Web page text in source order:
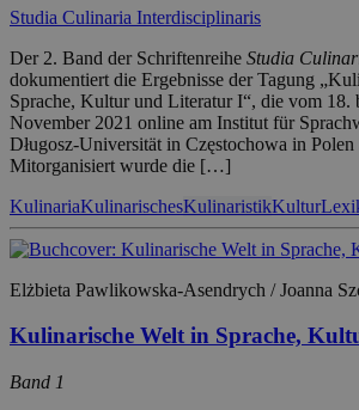
Studia Culinaria Interdisciplinaris
Der 2. Band der Schriftenreihe Studia
dokumentiert die Ergebnisse der Tagung
Sprache, Kultur und Literatur I“, die vom 18.
November 2021 online am Institut für
Długosz-Universität in Częstochowa in Polen
Mitorganisiert wurde die […]
KulinariaKulinarischesKulinaristikKultur
Elżbieta Pawlikowska-Asendrych / Joanna
Kulinarische Welt in Sprache,
Band 1